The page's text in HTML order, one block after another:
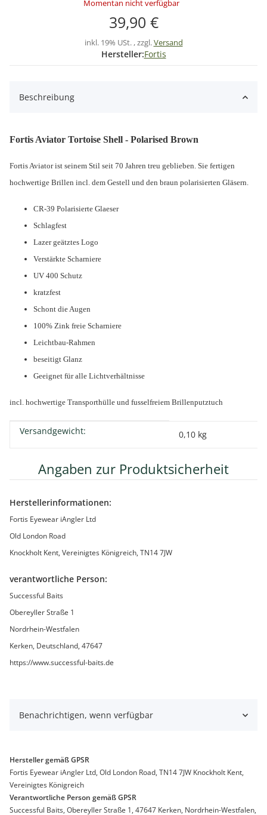
Momentan nicht verfügbar
39,90 €
inkl. 19% USt. , zzgl.Versand
Hersteller:Fortis
Beschreibung
Fortis Aviator Tortoise Shell - Polarised Brown
Fortis Aviator ist seinem Stil seit 70 Jahren treu geblieben. Sie fertigen
hochwertige Brillen incl. dem Gestell und den braun polarisierten Gläsern.
CR-39 Polarisierte Glaeser
Schlagfest
Lazer geätztes Logo
Verstärkte Scharniere
UV 400 Schutz
kratzfest
Schont die Augen
100% Zink freie Scharniere
Leichtbau-Rahmen
beseitigt Glanz
Geeignet für alle Lichtverhältnisse
incl. hochwertige Transporthülle und fusselfreiem Brillenputztuch
Produkteigenschaft
Wert
Versandgewicht: 0,10 kg
Angaben zur Produktsicherheit
Herstellerinformationen:
Fortis Eyewear iAngler Ltd
Old London Road
Knockholt Kent, Vereinigtes Königreich, TN14 7JW
verantwortliche Person:
Successful Baits
Obereyller Straße 1
Nordrhein-Westfalen
Kerken, Deutschland, 47647
https://www.successful-baits.de
Benachrichtigen, wenn verfügbar
Hersteller gemäß GPSR
Fortis Eyewear iAngler Ltd, Old London Road, TN14 7JW Knockholt Kent,
Vereinigtes Königreich
Verantwortliche Person gemäß GPSR
Successful Baits, Obereyller Straße 1, 47647 Kerken, Nordrhein-Westfalen,